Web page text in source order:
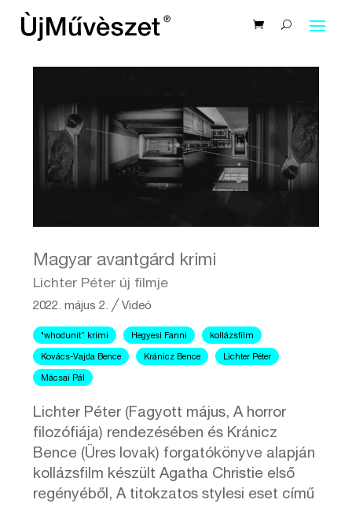
Magyar avantgárd krimi
Lichter Péter új filmje
2022. május 2. ╱Videó
"whodunit” krimi Hegyesi Fanni kollázsfilm
Kovács-Vajda Bence Kránicz Bence Lichter Péter
Mácsai Pál
Lichter Péter (Fagyott május, A horror
filozófiája) rendezésében és Kránicz
Bence (Üres lovak) forgatókönyve alapján
kollázsfilm készült Agatha Christie első
regényéből, A titokzatos stylesi eset című